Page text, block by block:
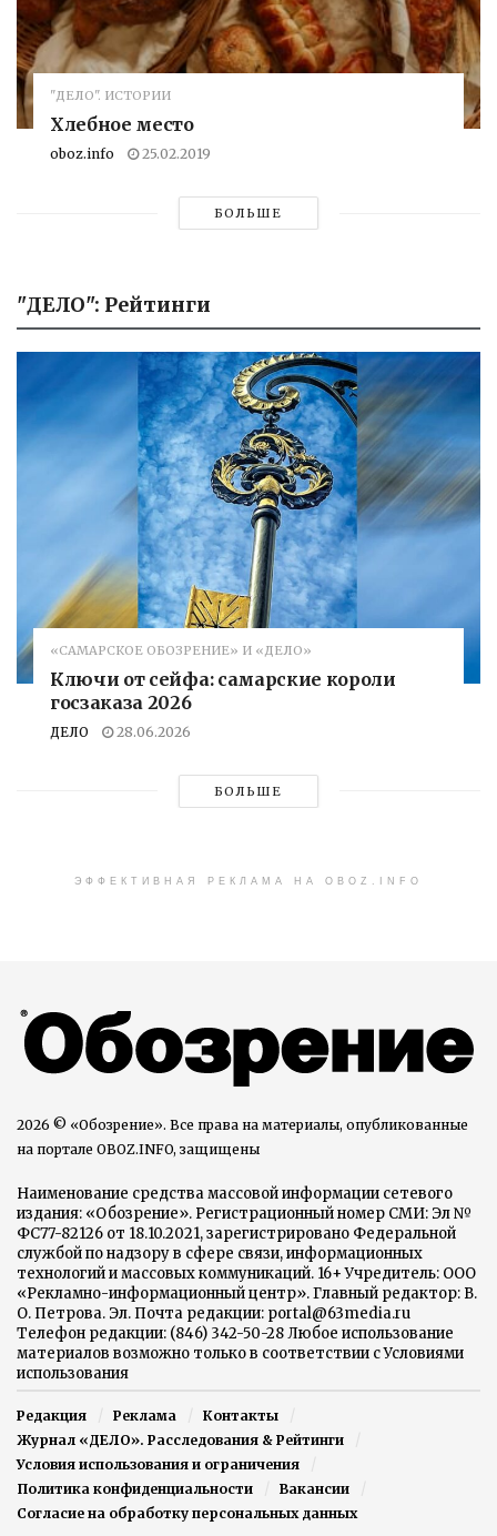
"ДЕЛО". ИСТОРИИ
Хлебное место
oboz.info 25.02.2019
БОЛЬШЕ
"ДЕЛО": Рейтинги
«САМАРСКОЕ ОБОЗРЕНИЕ» И «ДЕЛО»
Ключи от сейфа: самарские короли
госзаказа 2026
ДЕЛО 28.06.2026
БОЛЬШЕ
ЭФФЕКТИВНАЯ РЕКЛАМА НА OBOZ.INFO
2026 © «Обозрение». Все права на материалы, опубликованные
на портале OBOZ.INFO, защищены
Наименование средства массовой информации сетевого
издания: «Обозрение». Регистрационный номер СМИ: Эл №
ФС77-82126 от 18.10.2021, зарегистрировано Федеральной
службой по надзору в сфере связи, информационных
технологий и массовых коммуникаций. 16+ Учредитель: ООО
«Рекламно-информационный центр». Главный редактор: В.
О. Петрова. Эл. Почта редакции: portal@63media.ru
Телефон редакции: (846) 342-50-28 Любое использование
материалов возможно только в соответствии с Условиями
использования
Редакция Реклама
Контакты
Журнал «ДЕЛО». Расследования & Рейтинги
Условия использования и ограничения
Политика конфиденциальности
Вакансии
Согласие на обработку персональных данных